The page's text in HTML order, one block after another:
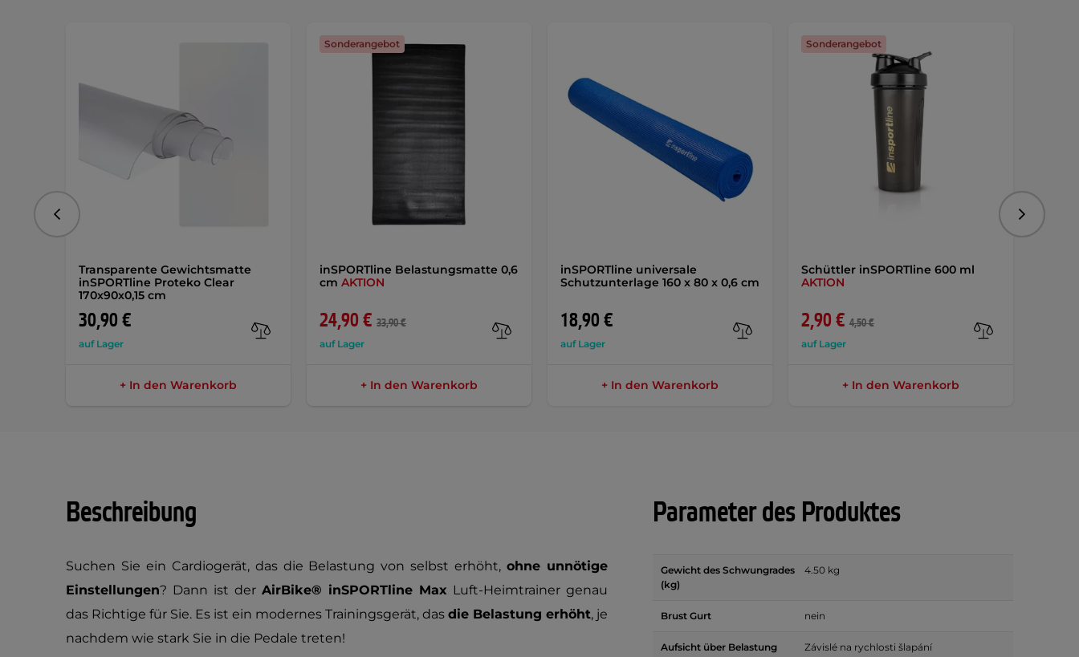
Transparente Gewichtsmatte
inSPORTline Proteko Clear
170x90x0,15 cm
30,90 €
auf Lager
+ In den Warenkorb
inSPORTline Belastungsmatte 0,6
cm AKTION
24,90 € 33,90 €
auf Lager
Sonderangebot
+ In den Warenkorb
inSPORTline universale
Schutzunterlage 160 x 80 x 0,6 cm
18,90 €
auf Lager
+ In den Warenkorb
Schüttler inSPORTline 600 ml
AKTION
2,90 € 4,50 €
auf Lager
Sonderangebot
+ In den Warenkorb
vorhergehend Folgend
Beschreibung
Suchen Sie ein Cardiogerät, das die Belastung von selbst erhöht,ohne unnötige
Einstellungen? Dann ist der AirBike® inSPORTline Max Luft-Heimtrainer genau
das Richtige für Sie. Es ist ein modernes Trainingsgerät, das die Belastung erhöht, je
nachdem wie stark Sie in die Pedale treten!
Parameter des Produktes
Gewicht des Schwungrades
(kg)
4.50 kg
Brust Gurt nein
Aufsicht über Belastung Závislé na rychlosti šlapání